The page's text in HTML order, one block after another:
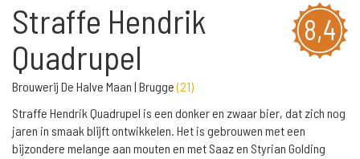
8,4
Straffe Hendrik
Quadrupel
Brouwerij De Halve Maan | Brugge(21)
Straffe Hendrik Quadrupel is een donker en zwaar bier, dat zich nog
jaren in smaak blijft ontwikkelen. Het is gebrouwen met een
bijzondere melange aan mouten en met Saaz en Styrian Golding